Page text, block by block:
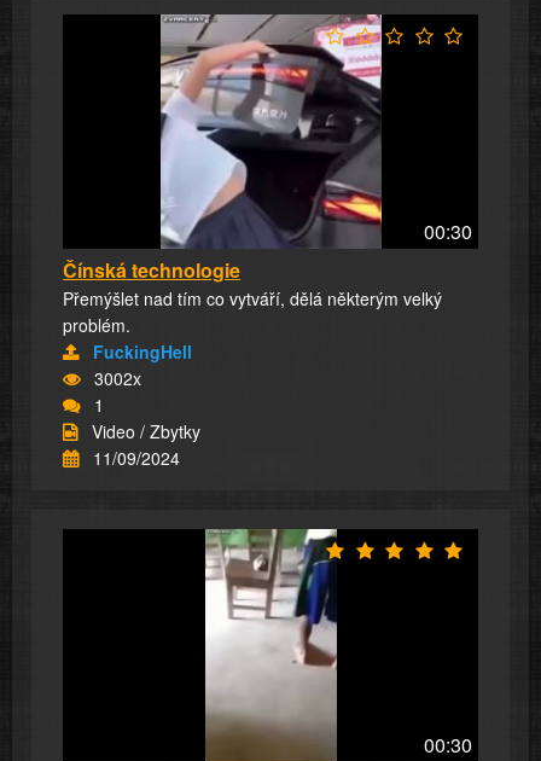
00:30
Čínská technologie
Přemýšlet nad tím co vytváří, dělá některým velký
problém.
FuckingHell
3002x
1
Video / Zbytky
11/09/2024
00:30